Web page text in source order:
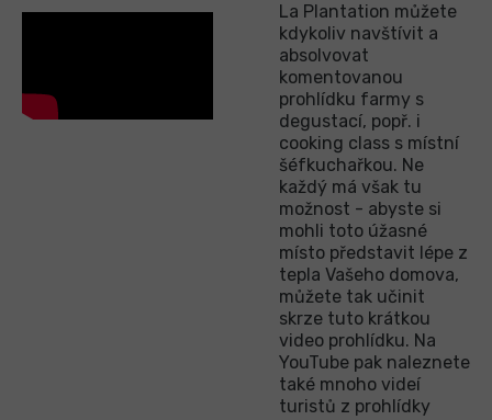
La Plantation můžete
kdykoliv navštívit a
absolvovat
komentovanou
prohlídku farmy s
degustací, popř. i
cooking class s místní
šéfkuchařkou. Ne
každý má však tu
možnost - abyste si
mohli toto úžasné
místo představit lépe z
tepla Vašeho domova,
můžete tak učinit
skrze tuto krátkou
video prohlídku. Na
YouTube pak naleznete
také mnoho videí
turistů z prohlídky